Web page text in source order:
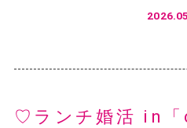
♡ランチ婚活 in「